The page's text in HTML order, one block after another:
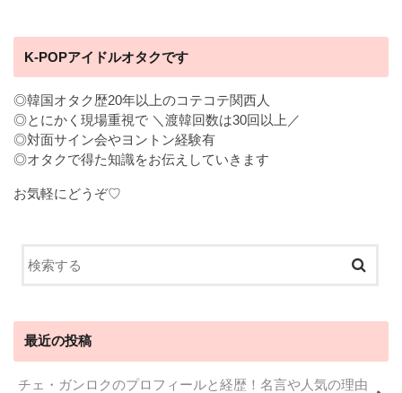
K-POPアイドルオタクです
◎韓国オタク歴20年以上のコテコテ関西人
◎とにかく現場重視で ＼渡韓回数は30回以上／
◎対面サイン会やヨントン経験有
◎オタクで得た知識をお伝えしていきます
お気軽にどうぞ♡
最近の投稿
チェ・ガンロクのプロフィールと経歴！名言や人気の理由